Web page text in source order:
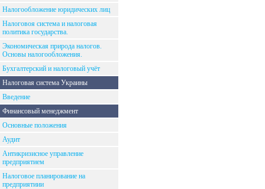
Налогообложение юридических лиц
Налоговоя система и налоговая
политика государства.
Экономическая природа налогов.
Основы налогообложения.
Бухгалтерский и налоговый учёт
Налоговая система Украины
Введение
Финансовый менеджмент
Основные положения
Аудит
Антикризисное управление
предприятием
Налоговое планирование на
предприятиии